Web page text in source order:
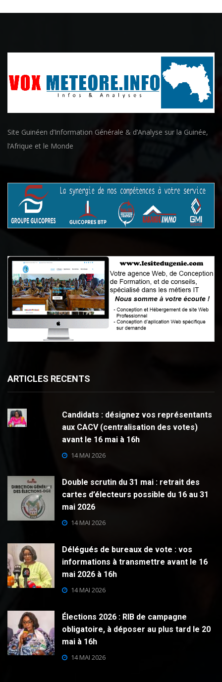
Site Guinéen d’Information Générale & d’Analyse sur la Guinée,
l’Afrique et le Monde
ARTICLES RECENTS
Candidats : désignez vos représentants
aux CACV (centralisation des votes)
avant le 16 mai à 16h
14 MAI 2026
Double scrutin du 31 mai : retrait des
cartes d’électeurs possible du 16 au 31
mai 2026
14 MAI 2026
Délégués de bureaux de vote : vos
informations à transmettre avant le 16
mai 2026 à 16h
14 MAI 2026
Élections 2026 : RIB de campagne
obligatoire, à déposer au plus tard le 20
mai à 16h
14 MAI 2026